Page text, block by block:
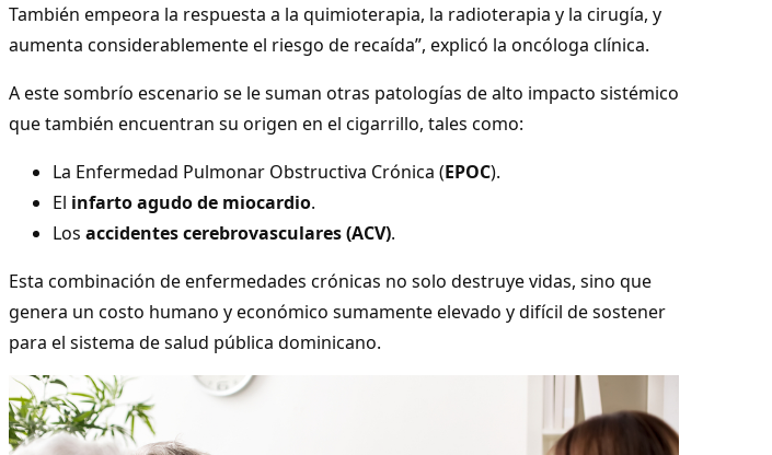
También empeora la respuesta a la quimioterapia, la radioterapia y la cirugía, y
aumenta considerablemente el riesgo de recaída”, explicó la oncóloga clínica.
A este sombrío escenario se le suman otras patologías de alto impacto sistémico
que también encuentran su origen en el cigarrillo, tales como:
La Enfermedad Pulmonar Obstructiva Crónica (EPOC).
El infarto agudo de miocardio.
Los accidentes cerebrovasculares (ACV).
Esta combinación de enfermedades crónicas no solo destruye vidas, sino que
genera un costo humano y económico sumamente elevado y difícil de sostener
para el sistema de salud pública dominicano.